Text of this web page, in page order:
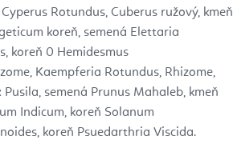
Rotundus, Cuberus ružový, kmeň
koreň, semená Elettaria
koreň 0 Hemidesmus
Kaempferia Rotundus, Rhizome,
semená Prunus Mahaleb, kmeň
Indicum, koreň Solanum
koreň Psuedarthria Viscida.